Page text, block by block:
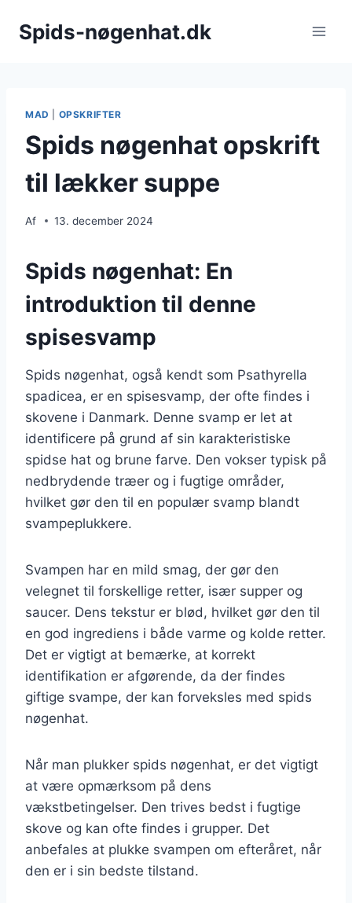
Spids-nøgenhat.dk
MAD OPSKRIFTER
Spids nøgenhat opskrift
til lækker suppe
Af 13. december 2024
Spids nøgenhat: En
introduktion til denne
spisesvamp
Spids nøgenhat, også kendt som Psathyrella
spadicea, er en spisesvamp, der ofte findes i
skovene i Danmark. Denne svamp er let at
identificere på grund af sin karakteristiske
spidse hat og brune farve. Den vokser typisk på
nedbrydende træer og i fugtige områder,
hvilket gør den til en populær svamp blandt
svampeplukkere.
Svampen har en mild smag, der gør den
velegnet til forskellige retter, især supper og
saucer. Dens tekstur er blød, hvilket gør den til
en god ingrediens i både varme og kolde retter.
Det er vigtigt at bemærke, at korrekt
identifikation er afgørende, da der findes
giftige svampe, der kan forveksles med spids
nøgenhat.
Når man plukker spids nøgenhat, er det vigtigt
at være opmærksom på dens
vækstbetingelser. Den trives bedst i fugtige
skove og kan ofte findes i grupper. Det
anbefales at plukke svampen om efteråret, når
den er i sin bedste tilstand.